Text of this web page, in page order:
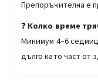
Препоръчителна е
❓ Колко време
Минимум 4–6
дълго като част от